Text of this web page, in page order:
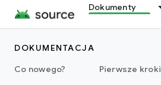
Dokumenty
DOKUMENTACJA
Co nowego?
Pierwsze kroki
Dane
Wyświetlacz